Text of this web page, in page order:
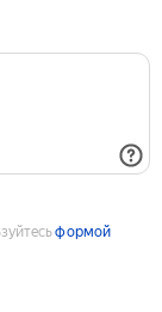
формой